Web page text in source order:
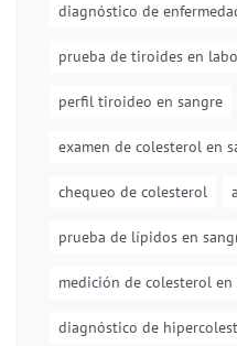
diagnóstico de
prueba de tiroides en
perfil tiroideo en sangre
examen de colesterol en
chequeo de colesterol
prueba de lípidos en
medición de colesterol en
diagnóstico de